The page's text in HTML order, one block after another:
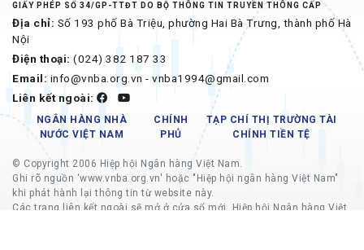
GIẤY PHÉP SỐ 34/GP-TTĐT DO BỘ THÔNG TIN TRUYỀN THÔNG CẤP
Địa chỉ: Số 193 phố Bà Triệu, phường Hai Bà Trưng, thành phố Hà
Nội
Điện thoại: (024) 382 187 33
Email: info@vnba.org.vn - vnba1994@gmail.com
Liên kết ngoài:
NGÂN HÀNG NHÀ
NƯỚC VIỆT NAM
CHÍNH
PHỦ
TẠP CHÍ THỊ TRƯỜNG TÀI
CHÍNH TIỀN TỆ
© Copyright 2006 Hiệp hội Ngân hàng Việt Nam.
Ghi rõ nguồn 'www.vnba.org.vn' hoặc "Hiệp hội ngân hàng Việt Nam"
khi phát hành lại thông tin từ website này.
Các trang liên kết ngoài sẽ mở ở cửa sổ mới, Hiệp hội Ngân hàng Việt